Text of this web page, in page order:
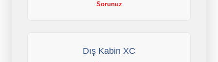
Sorunuz
Dış Kabin XC